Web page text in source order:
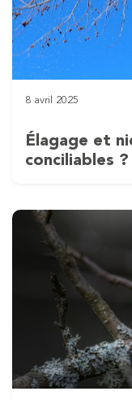
8 avril 2025
Élagage et
conciliables ?